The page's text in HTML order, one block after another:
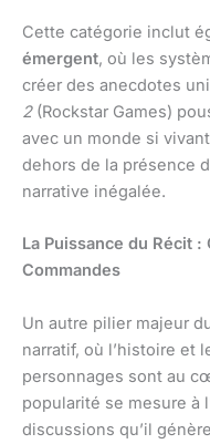
Cette catégorie inclut
émergent, où les
créer des anecdotes
2(Rockstar Games)
avec un monde si
dehors de la présence
narrative inégalée.
La Puissance du Récit :
Commandes
Un autre pilier majeur
narratif, où l’histoire et
personnages sont au
popularité se mesure à
discussions qu’il